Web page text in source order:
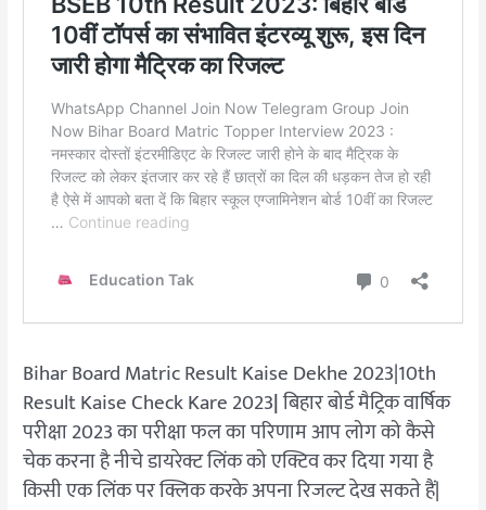
Bihar Board Matric Result Kaise Dekhe 2023|10th
Result Kaise Check Kare 2023|बिहार बोर्ड मैट्रिक वार्षिक
परीक्षा 2023 का परीक्षा फल का परिणाम आप लोग को कैसे
चेक करना है नीचे डायरेक्ट लिंक को एक्टिव कर दिया गया है
किसी एक लिंक पर क्लिक करके अपना रिजल्ट देख सकते हैं|